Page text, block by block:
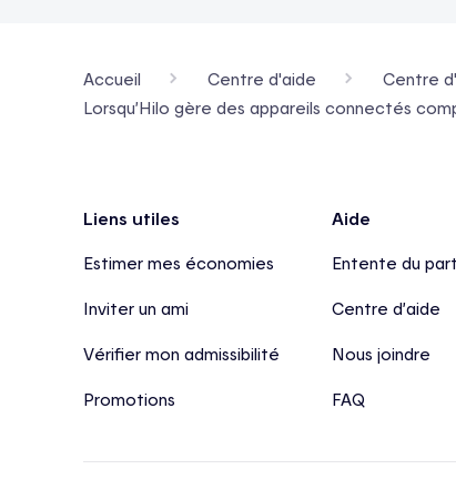
Accueil Centre d'aide Centre
Lorsqu’Hilo gère des appareils connectés
Pied de page
Liens utiles
Estimer mes économies
Inviter un ami
Vérifier mon admissibilité
Promotions
Aide
Entente du
Centre d’aide
Nous joindre
FAQ